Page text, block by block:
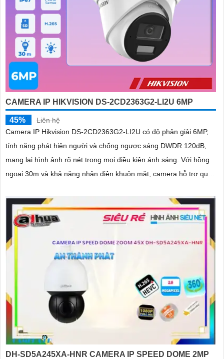
CAMERA IP HIKVISION DS-2CD2363G2-LI2U 6MP
45%
Liên hệ
Camera IP Hikvision DS-2CD2363G2-LI2U có độ phân giải 6MP,
tính năng phát hiện người và chống ngược sáng DWDR 120dB,
mang lại hình ảnh rõ nét trong mọi điều kiện ánh sáng. Với hồng
ngoại 30m và khả năng nhận diện khuôn mặt, camera hỗ trợ quan
DH-SD5A245XA-HNR CAMERA IP SPEED DOME 2MP